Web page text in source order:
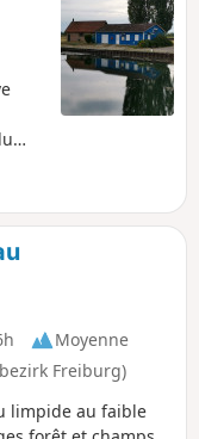
à
on
Moyenne
Freiburg)
limpide au faible